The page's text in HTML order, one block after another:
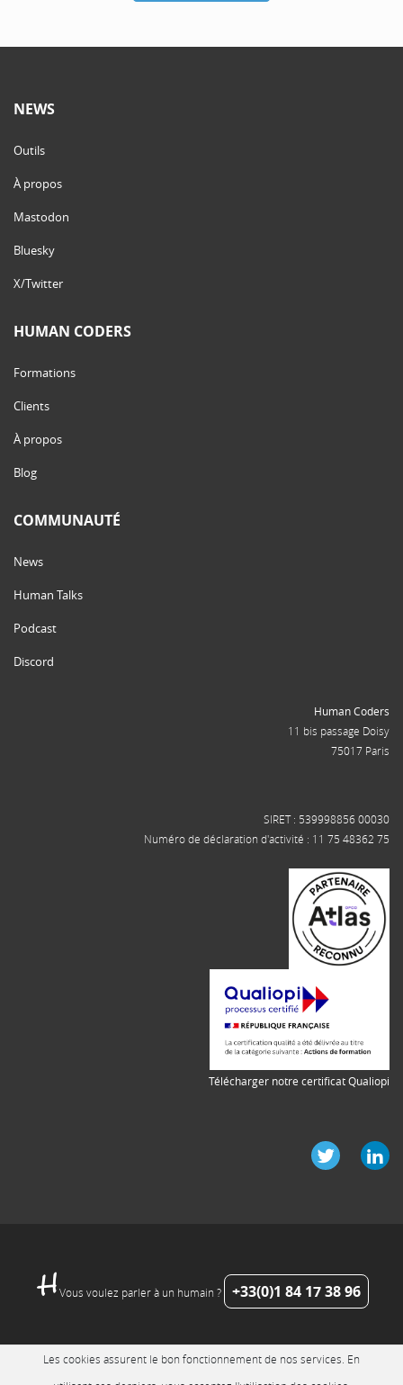
NEWS
Outils
À propos
Mastodon
Bluesky
X/Twitter
HUMAN CODERS
Formations
Clients
À propos
Blog
COMMUNAUTÉ
News
Human Talks
Podcast
Discord
Human Coders
11 bis passage Doisy
75017 Paris
SIRET : 539998856 00030
Numéro de déclaration d'activité : 11 75 48362 75
Télécharger notre certificat Qualiopi
Vous voulez parler à un humain ? +33(0)1 84 17 38 96
Les cookies assurent le bon fonctionnement de nos services. En